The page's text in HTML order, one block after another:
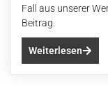
Fall aus unserer
Beitrag.
Weiterlesen